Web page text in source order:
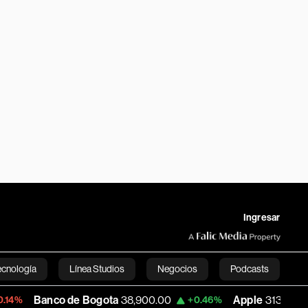
Ingresar
Línea Studios Negocios Podcasts
English
de Bogota 38,900.00 +0.46% Apple 313.305 +0.25%